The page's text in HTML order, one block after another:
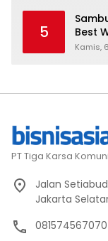
5
Best
Stay
Kamis,
PT Tiga Karsa
Jalan
Jakarta
081574567070